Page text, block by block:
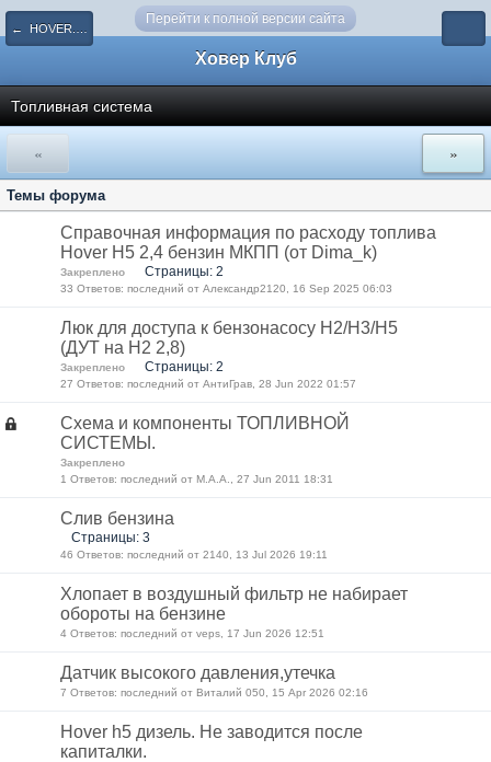
Перейти к полной версии сайта
← HOVER. Эксплуатация, ремонт
Ховер Клуб
Топливная система
« »
Темы форума
Справочная информация по расходу топлива
Hover H5 2,4 бензин МКПП (от Dima_k)
Закреплено Страницы: 2
33 Ответов: последний от Александр2120, 16 Sep 2025 06:03
Люк для доступа к бензонасосу Н2/Н3/Н5
(ДУТ на Н2 2,8)
Закреплено Страницы: 2
27 Ответов: последний от АнтиГрав, 28 Jun 2022 01:57
Схема и компоненты ТОПЛИВНОЙ
СИСТЕМЫ.
Закреплено
1 Ответов: последний от М.А.А., 27 Jun 2011 18:31
Слив бензина
Страницы: 3
46 Ответов: последний от 2140, 13 Jul 2026 19:11
Хлопает в воздушный фильтр не набирает
обороты на бензине
4 Ответов: последний от veps, 17 Jun 2026 12:51
Датчик высокого давления,утечка
7 Ответов: последний от Виталий 050, 15 Apr 2026 02:16
Hover h5 дизель. Не заводится после
капиталки.